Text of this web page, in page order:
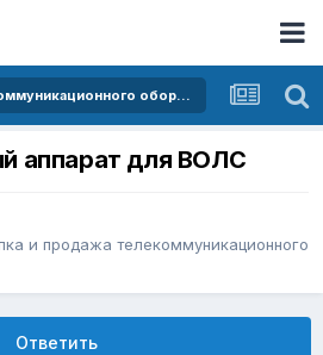
Покупка и продажа телекоммуникационного оборудования
аппарат для ВОЛС
и продажа телекоммуникационного
Ответить